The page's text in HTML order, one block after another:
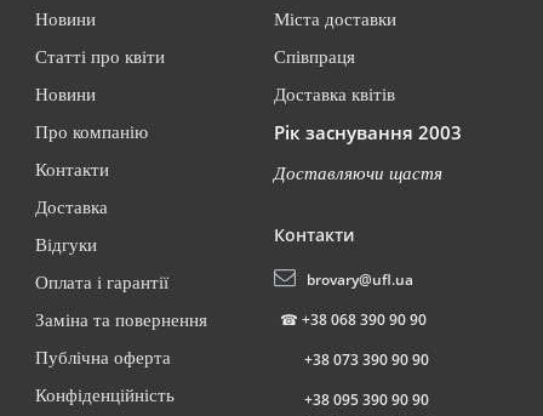
Новини
Статті про квіти
Новини
Про компанію
Контакти
Доставка
Відгуки
Оплата і гарантії
Заміна та повернення
Публічна оферта
Конфіденційність
Міста доставки
Співпраця
Доставка квітів
Рік заснування 2003
Доставляючи щастя
Контакти
brovary@ufl.ua
☎ +38 068 390 90 90
+38 073 390 90 90
+38 095 390 90 90